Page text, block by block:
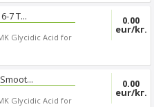
7 T...
Glycidic Acid for
0.00
eur/kг.
Glycidic Acid for
0.00
eur/kг.